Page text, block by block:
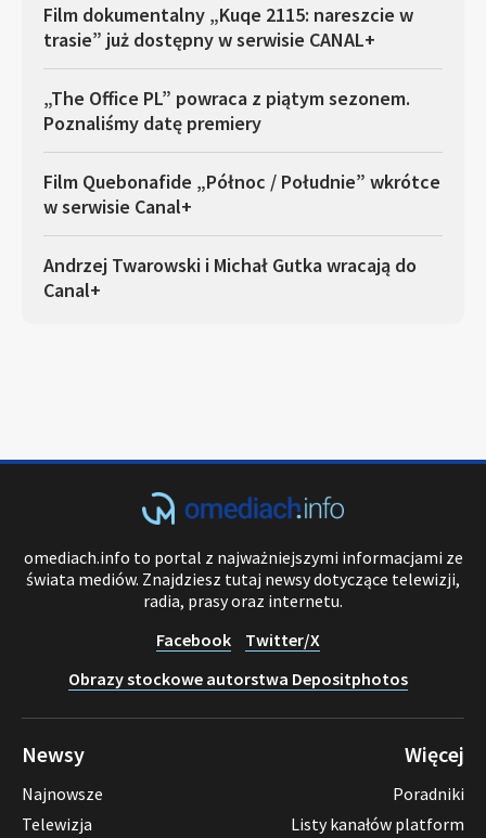
Film dokumentalny „Kuqe 2115: nareszcie w
trasie” już dostępny w serwisie CANAL+
„The Office PL” powraca z piątym sezonem.
Poznaliśmy datę premiery
Film Quebonafide „Północ / Południe” wkrótce
w serwisie Canal+
Andrzej Twarowski i Michał Gutka wracają do
Canal+
omediach.info to portal z najważniejszymi informacjami ze
świata mediów. Znajdziesz tutaj newsy dotyczące telewizji,
radia, prasy oraz internetu.
Facebook
Twitter/X
Obrazy stockowe autorstwa Depositphotos
Newsy
Najnowsze
Telewizja
Więcej
Poradniki
Listy kanałów platform